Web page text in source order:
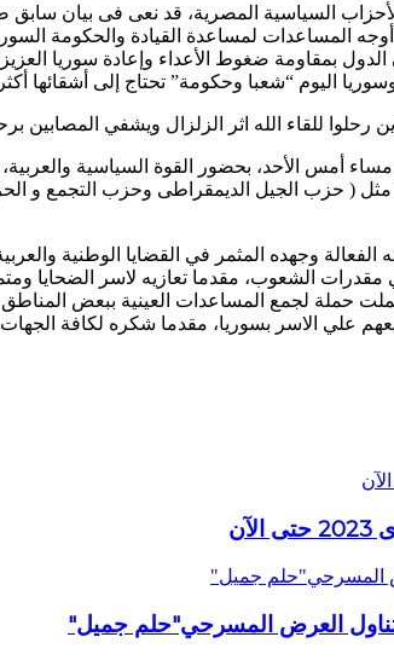
السياسية المصرية، قد نعى فى بيان سابق
أوجه المساعدات لمساعدة القيادة والحكومة
بمقاومة ضغوط الأعداء وإعادة سوريا
اليوم “شعبا وحكومة” تحتاج إلى أشقائها
رحلوا للقاء الله اثر الزلزال ويشفي المصابين
مساء أمس الأحد، بحضور القوة السياسية
مثل ( حزب الجيل الديمقراطى وحزب التجمع
وجهده المثمر في القضايا الوطنية
الشعوب، مقدما تعازيه لاسر الضحايا
حملة لجمع المساعدات العينية ببعض المناطق
علي الاسر بسوريا، مقدما شكره لكافة
المسرحي"حلم جميل"
العرض المسرحي"حلم جميل"